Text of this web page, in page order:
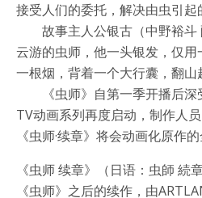
接受人们的委托，解决由虫引起
故事主人公银古（中野裕斗
云游的虫师，他一头银发，仅
一根烟，背着一个大行囊，翻山
《虫师》自第一季开播后深
TV动画系列再度启动，制作人
《虫师·续章》将会动画化原作的
《虫师 续章》（日语：虫師 続
《虫师》之后的续作，由